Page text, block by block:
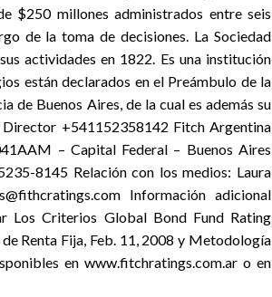
$250 millones administrados entre seis
de la toma de decisiones. La Sociedad
actividades en 1822. Es una institución
están declarados en el Preámbulo de la
de Buenos Aires, de la cual es además su
+541152358142 Fitch Argentina
– Capital Federal – Buenos Aires
8145 Relación con los medios: Laura
Información adicional
Los Criterios Global Bond Fund Rating
Renta Fija, Feb. 11, 2008 y Metodología
en www.fitchratings.com.ar o en